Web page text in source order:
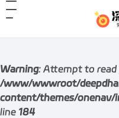
Warning: Attempt to
/www/wwwroot/
content/themes/
line 184